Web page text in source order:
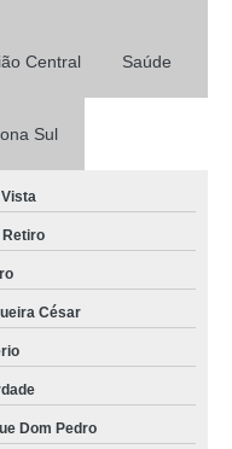
Central Saúde
Sul
Retiro
César
Dom Pedro